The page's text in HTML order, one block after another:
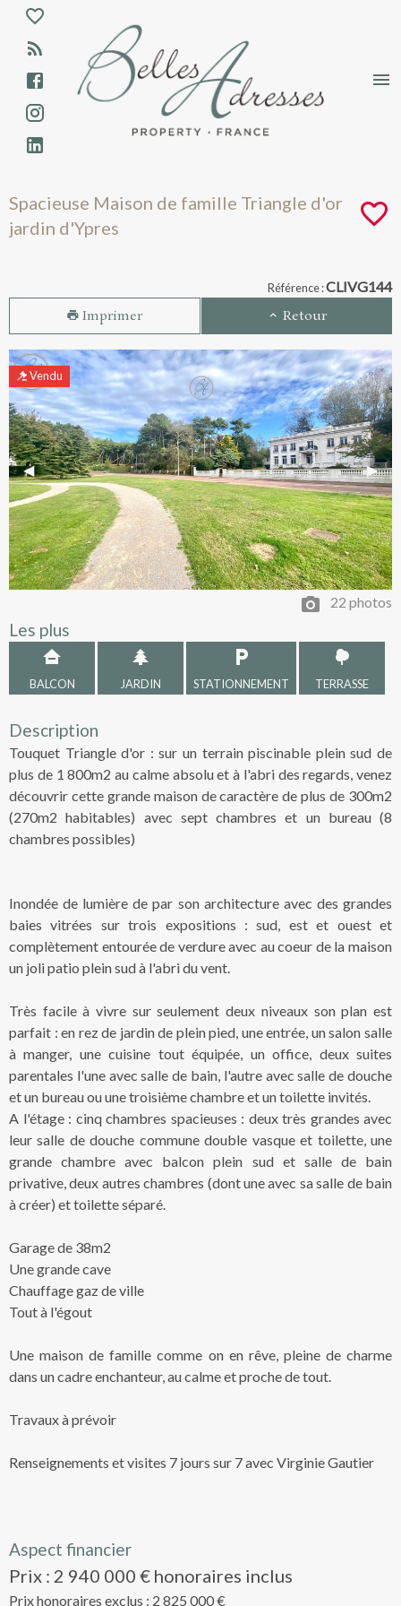
Spacieuse Maison de famille Triangle
Aparté haute
En-tête
Liens
Spacieuse Maison de famille Triangle d'or
jardin d'Ypres
Référence :CLIVG144
Imprimer Retour
Vendu
Previous Slide
◀︎ Next
▶︎
22 photos
Les plus
BALCON JARDIN STATIONNEMENT TERRASSE
Description
Touquet Triangle d'or : sur un terrain piscinable plein sud de
plus de 1 800m2 au calme absolu et à l'abri des regards, venez
découvrir cette grande maison de caractère de plus de 300m2
(270m2 habitables) avec sept chambres et un bureau (8
chambres possibles)
Inondée de lumière de par son architecture avec des grandes
baies vitrées sur trois expositions : sud, est et ouest et
complètement entourée de verdure avec au coeur de la maison
un joli patio plein sud à l'abri du vent.
Très facile à vivre sur seulement deux niveaux son plan est
parfait : en rez de jardin de plein pied, une entrée, un salon salle
à manger, une cuisine tout équipée, un office, deux suites
parentales l'une avec salle de bain, l'autre avec salle de douche
et un bureau ou une troisième chambre et un toilette invités.
A l'étage : cinq chambres spacieuses : deux très grandes avec
leur salle de douche commune double vasque et toilette, une
grande chambre avec balcon plein sud et salle de bain
privative, deux autres chambres (dont une avec sa salle de bain
à créer) et toilette séparé.
Garage de 38m2
Une grande cave
Chauffage gaz de ville
Tout à l'égout
Une maison de famille comme on en rêve, pleine de charme
dans un cadre enchanteur, au calme et proche de tout.
Travaux à prévoir
Renseignements et visites 7 jours sur 7 avec Virginie Gautier
Aspect financier
Prix : 2 940 000 € honoraires inclus
Prix honoraires exclus : 2 825 000 €